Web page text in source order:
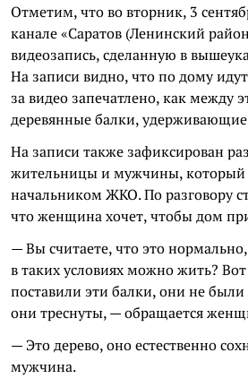
Отметим, что во вторник, 3
канале «Саратов (Ленинский
видеозапись, сделанную в
На записи видно, что по дому
за видео запечатлено, как между
деревянные балки,
На записи также зафиксирован
жительницы и мужчины, который
начальником ЖКО. По разговору
что женщина хочет, чтобы дом
— Вы считаете, что это
в таких условиях можно жить?
поставили эти балки, они не были
они треснуты, — обращается
— Это дерево, оно естественно
мужчина.